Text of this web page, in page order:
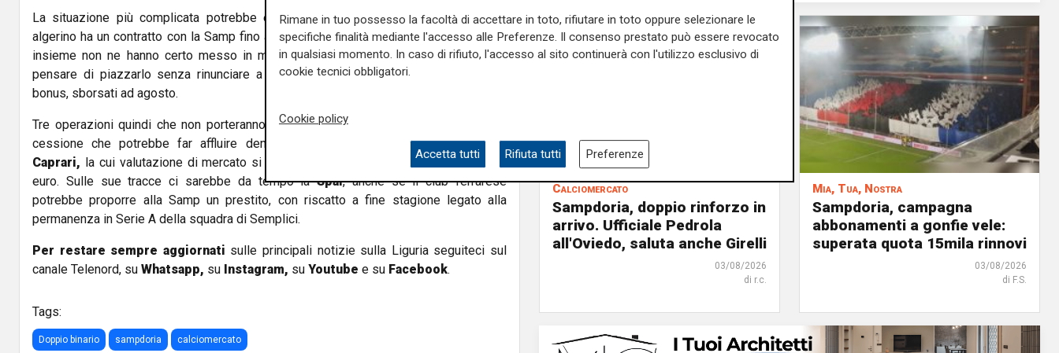
La situazione più complicata potrebbe essere quella diMehdi Leris.Il franco-
algerino ha un contratto con la Samp fino al 2024 e le poche presenze fin qui messe
insieme non ne hanno certo messo in mostra le qualità migliori. Difficile insomma
pensare di piazzarlo senza rinunciare a qualcosa dei 4 milioni, due e mezzo più
bonus, sborsati ad agosto.
Tre operazioni quindi che non porteranno tesoretti nelle casse blucerchiate. L'unica
cessione che potrebbe far affluire denaro sonante sarebbe quella diGianluca
Caprari, la cui valutazione di mercato si aggira di poco al di sotto dei 10 milioni di
euro. Sulle sue tracce ci sarebbe da tempo laSpal, anche se il club ferrarese
potrebbe proporre alla Samp un prestito, con riscatto a fine stagione legato alla
permanenza in Serie A della squadra di Semplici.
Per restare sempre aggiornati sulle principali notizie sulla Liguria seguiteci sul
canale Telenord, su Whatsapp, su Instagram, su Youtube e su Facebook.
Tags:
Doppio binario sampdoria calciomercato
Calciomercato
Sampdoria, doppio rinforzo in
arrivo. Ufficiale Pedrola
all'Oviedo, saluta anche Girelli
03/08/2026
di r.c.
Mia, Tua, Nostra
Sampdoria, campagna
abbonamenti a gonfie vele:
superata quota 15mila rinnovi
03/08/2026
di F.S.
Rimane in tuo possesso la facoltà di accettare in toto, rifiutare in toto oppure selezionare le
specifiche finalità mediante l'accesso alle Preferenze. Il consenso prestato può essere revocato
in qualsiasi momento. In caso di rifiuto, l'accesso al sito continuerà con l'utilizzo esclusivo di
cookie tecnici obbligatori.
Cookie policy
Accetta tutti Rifiuta tutti Preferenze